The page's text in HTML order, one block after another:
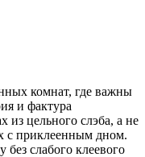
комнат, где важны
и фактура
из цельного слэба, а не
с приклеенным дном.
слабого клеевого